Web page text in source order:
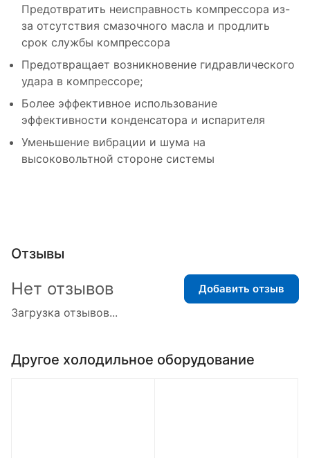
Предотвратить неисправность компрессора из-
за отсутствия смазочного масла и продлить
срок службы компрессора
Предотвращает возникновение гидравлического
удара в компрессоре;
Более эффективное использование
эффективности конденсатора и испарителя
Уменьшение вибрации и шума на
высоковольтной стороне системы
Отзывы
Загрузка отзывов...
Нет отзывов Добавить отзыв
Другое холодильное оборудование